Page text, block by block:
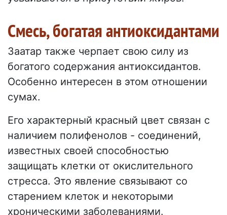
Смесь, богатая антиоксидантами
Заатар также черпает свою силу из
богатого содержания антиоксидантов.
Особенно интересен в этом отношении
сумах.
Его характерный красный цвет связан с
наличием полифенолов - соединений,
известных своей способностью
защищать клетки от окислительного
стресса. Это явление связывают со
старением клеток и некоторыми
хроническими заболеваниями.